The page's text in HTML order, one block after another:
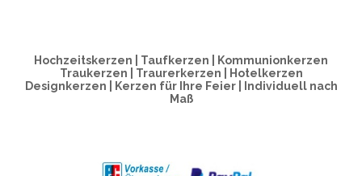
Hochzeitskerzen | Taufkerzen | Kommunionkerzen
Traukerzen | Traurerkerzen | Hotelkerzen
Designkerzen | Kerzen für Ihre Feier | Individuell nach
Maß